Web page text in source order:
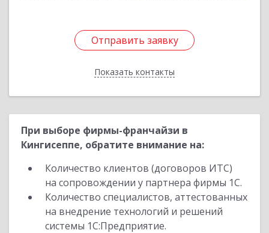
Отправить заявку
Показать контакты
Отправить заявку
Назад
При выборе фирмы-франчайзи в
Кингисеппе, обратите внимание на:
Количество клиентов (договоров ИТС)
на сопровождении у партнера фирмы 1С.
Количество специалистов, аттестованных
на внедрение технологий и решений
системы 1С:Предприятие.